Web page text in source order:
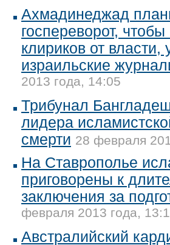
Ахмадинеджад
госпереворот, чтобы
клириков от власти,
израильские
2013 года, 14:05
Трибунал
лидера
смерти 28 февраля
На Ставрополье
приговорены к
заключения за
февраля 2013 года,
Австралийский